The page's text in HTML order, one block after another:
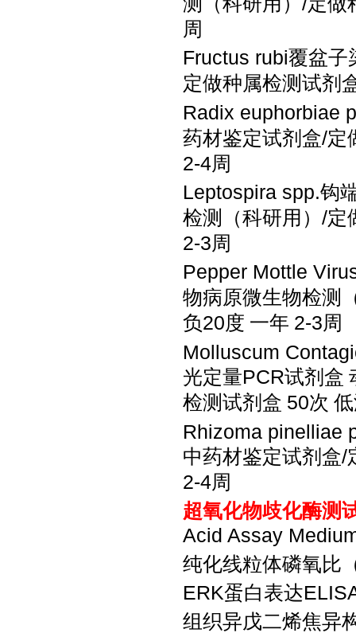
周
Fructus rubi覆盆
定做种属检测试剂
Radix euphorbiae
药材鉴定试剂盒/定
2-4周
Leptospira spp.钩
检测（科研用） /定
2-3周
Pepper Mottle
物病原微生物检测
负20度 一年 2-3周
Molluscum
光定量PCR试剂盒
检测试剂盒 50次
Rhizoma pinelliae
中药材鉴定试剂盒/
2-4周
超氧化物歧化酶测
Acid Assay
纯化线粒体磷氧比
ERK蛋白表达
组织异戊二烯焦异